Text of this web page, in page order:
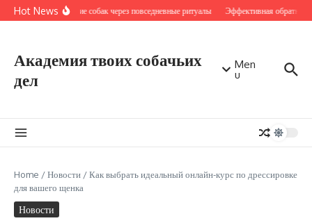
Перейти к содержанию
Hot NewsОбучение собак через повседневные ритуалы Эффективная обратная
Академия твоих собачьих
дел
Men
u
Home /Новости /Как выбрать идеальный онлайн-курс по дрессировке
для вашего щенка
Новости